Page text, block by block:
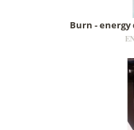
Burn -